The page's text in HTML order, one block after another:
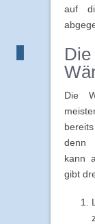
auf
Die
denn
kann
gibt